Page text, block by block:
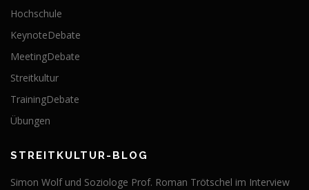
Hochschule
KeynoteDebate
MeetingDebate
Streitkultur
TrainingDebate
Übungen
STREITKULTUR-BLOG
Simon Wolf und Soziologe Prof. Roman Trötschel im Interview